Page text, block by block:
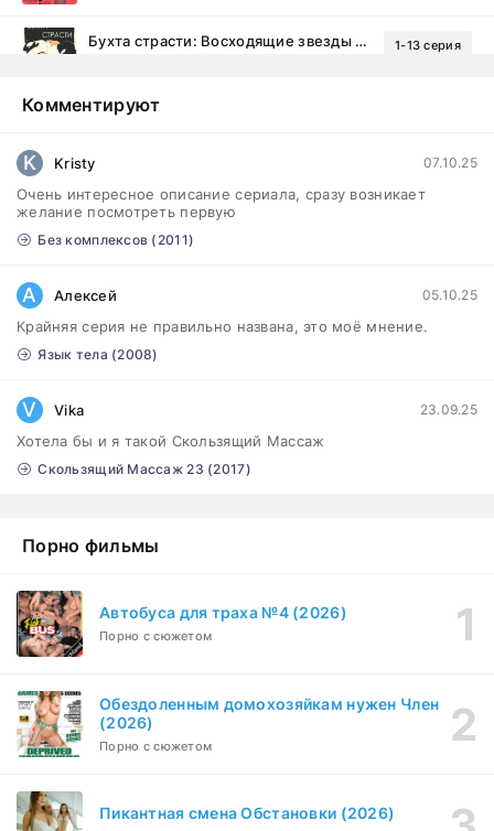
Бухта страсти: Восходящие звезды (2000)
1-13 серия
Эйфория (2019)
Бисексуалка (2018)
1-6 серия
1 сезон
Драма
Комментируют
K Kristy 07.10.25
Очень интересное описание сериала, сразу возникает
желание посмотреть первую
Без комплексов (2011)
А Алексей 05.10.25
Крайняя серия не правильно названа, это моё мнение.
Язык тела (2008)
V Vika 23.09.25
Хотела бы и я такой Скользящий Массаж
Скользящий Массаж 23 (2017)
Порно фильмы
Автобуса для траха №4 (2026)
Порно с сюжетом
Обездоленным домохозяйкам нужен Член
(2026)
Порно с сюжетом
Пикантная смена Обстановки (2026)